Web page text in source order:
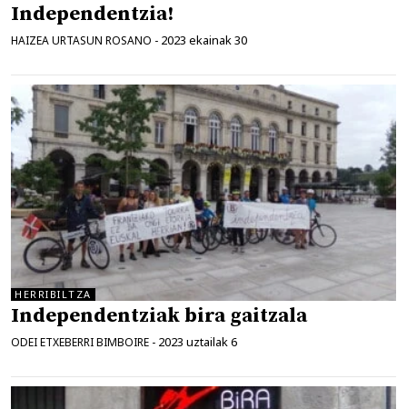
Independentzia!
HAIZEA URTASUN ROSANO - 2023 ekainak 30
HERRIBILTZA
Independentziak bira gaitzala
ODEI ETXEBERRI BIMBOIRE - 2023 uztailak 6